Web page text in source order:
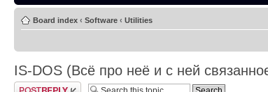
Board index ‹ Software ‹ Utilities
IS-DOS (Всё про неё и с ней
Post a reply